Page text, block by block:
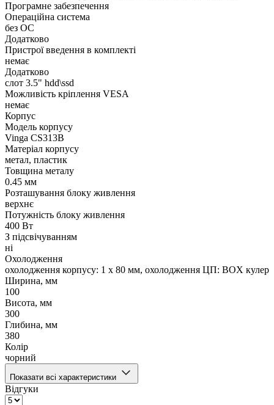
Програмне забезпечення
Операційна система
без ОС
Додатково
Пристрої введення в комплекті
немає
Додатково
слот 3.5" hdd\ssd
Можливість кріплення VESA
немає
Корпус
Модель корпусу
Vinga CS313B
Матеріал корпусу
метал, пластик
Товщина металу
0.45 мм
Розташування блоку живлення
верхнє
Потужність блоку живлення
400 Вт
З підсвічуванням
ні
Охолодження
охолодження корпусу: 1 x 80 мм, охолодження ЦП: BOX кулер
Ширина, мм
100
Висота, мм
300
Глибина, мм
380
Колір
чорний
Показати всі характеристики
Відгуки